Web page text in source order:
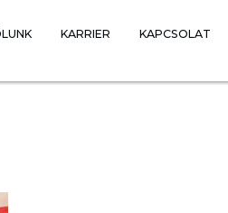
KARRIER KAPCSOLAT